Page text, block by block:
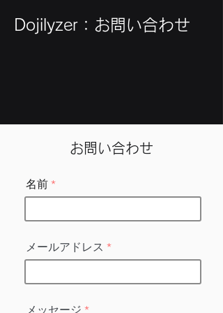
Dojilyzer：お問い合わせ
​お問い合わせ
名前
メールアドレス
メッセージ